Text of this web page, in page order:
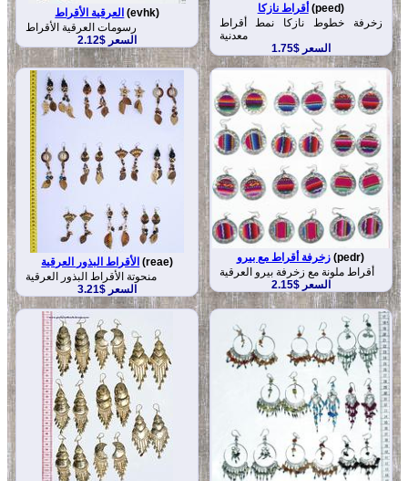
العرقية الأقراط (evhk)
رسومات العرقية الأقراط
السعر $2.12
أقراط نازكا(peed)
زخرفة خطوط نازكا نمط أقراط
معدنية
السعر $1.75
الأقراط البذور العرقية (reae)
منحوتة الأقراط البذور العرقية
السعر $3.21
زخرفة أقراط مع بيرو (pedr)
أقراط ملونة مع زخرفة بيرو العرقية
السعر $2.15